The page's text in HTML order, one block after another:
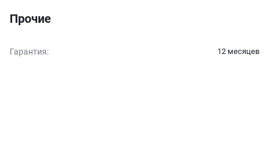
Прочие
Гарантия: 12 месяцев